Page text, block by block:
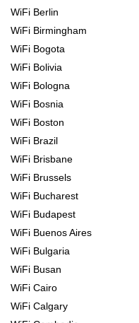
WiFi Berlin
WiFi Birmingham
WiFi Bogota
WiFi Bolivia
WiFi Bologna
WiFi Bosnia
WiFi Boston
WiFi Brazil
WiFi Brisbane
WiFi Brussels
WiFi Bucharest
WiFi Budapest
WiFi Buenos Aires
WiFi Bulgaria
WiFi Busan
WiFi Cairo
WiFi Calgary